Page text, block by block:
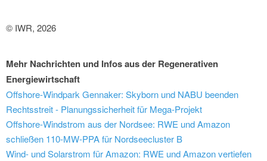
© IWR, 2026
Mehr Nachrichten und Infos aus der Regenerativen
Energiewirtschaft
Offshore-Windpark Gennaker: Skyborn und NABU beenden
Rechtsstreit - Planungssicherheit für Mega-Projekt
Offshore-Windstrom aus der Nordsee: RWE und Amazon
schließen 110-MW-PPA für Nordseecluster B
Wind- und Solarstrom für Amazon: RWE und Amazon vertiefen